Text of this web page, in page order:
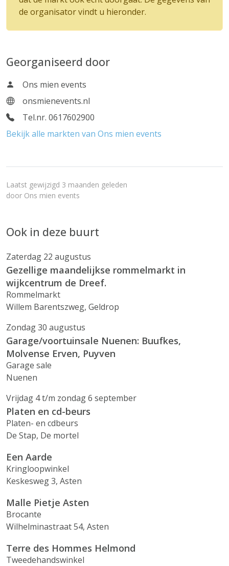
de organisator vindt u hieronder.
Georganiseerd door
Ons mien events
onsmienevents.nl
Tel.nr. 0617602900
Bekijk alle markten van Ons mien events
Laatst gewijzigd 3 maanden geleden
door Ons mien events
Ook in deze buurt
Zaterdag 22 augustus
Gezellige maandelijkse rommelmarkt in
wijkcentrum de Dreef.
Rommelmarkt
Willem Barentszweg, Geldrop
Zondag 30 augustus
Garage/voortuinsale Nuenen: Buufkes,
Molvense Erven, Puyven
Garage sale
Nuenen
Vrijdag 4 t/m zondag 6 september
Platen en cd-beurs
Platen- en cdbeurs
De Stap, De mortel
Een Aarde
Kringloopwinkel
Keskesweg 3, Asten
Malle Pietje Asten
Brocante
Wilhelminastraat 54, Asten
Terre des Hommes Helmond
Tweedehandswinkel